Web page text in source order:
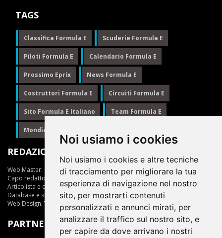
Noi usiamo i cookies
Noi usiamo i cookies e altre tecniche
di tracciamento per migliorare la tua
esperienza di navigazione nel nostro
sito, per mostrarti contenuti
personalizzati e annunci mirati, per
analizzare il traffico sul nostro sito, e
per capire da dove arrivano i nostri
TAGS
Classifica Formula E Scuderie Formula E
Piloti Formula E Calendario Formula E
Prossimo Eprix News Formula E
Costruttori Formula E Circuiti Formula E
Sito Formula E Italiano Team Formula E
Mondiale Formula E
REDAZIONE
Web Master:
Ing.Daniele Muscarella
Capo redattore:
Articolista e opinionista:Giuseppe Cianci
Database e statistiche:Marcella Toschi
Web Design: Vittorio Arena
PARTNER